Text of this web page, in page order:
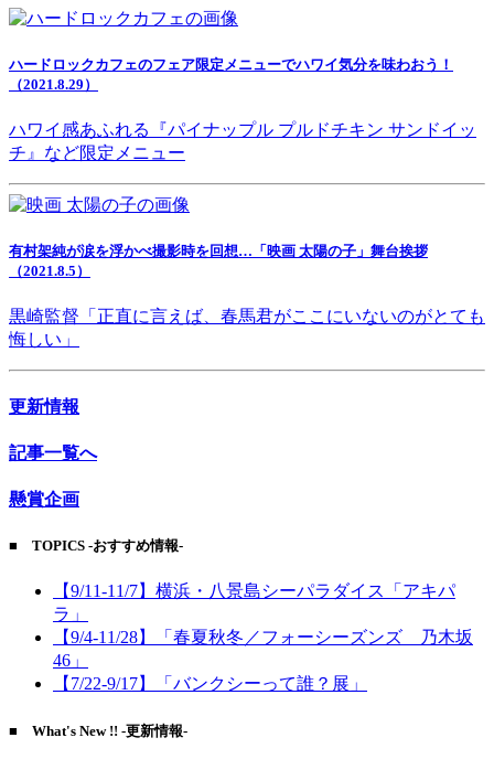
ハードロックカフェのフェア限定メニューでハワイ気分を味わおう！
（2021.8.29）
ハワイ感あふれる『パイナップル プルドチキン サンドイッ
チ』など限定メニュー
有村架純が涙を浮かべ撮影時を回想…「映画 太陽の子」舞台挨拶
（2021.8.5）
黒崎監督「正直に言えば、春馬君がここにいないのがとても
悔しい」
更新情報
記事一覧へ
懸賞企画
■ TOPICS -おすすめ情報-
【9/11-11/7】横浜・八景島シーパラダイス「アキパ
ラ」
【9/4-11/28】「春夏秋冬／フォーシーズンズ 乃木坂
46」
【7/22-9/17】「バンクシーって誰？展」
■ What's New !! -更新情報-